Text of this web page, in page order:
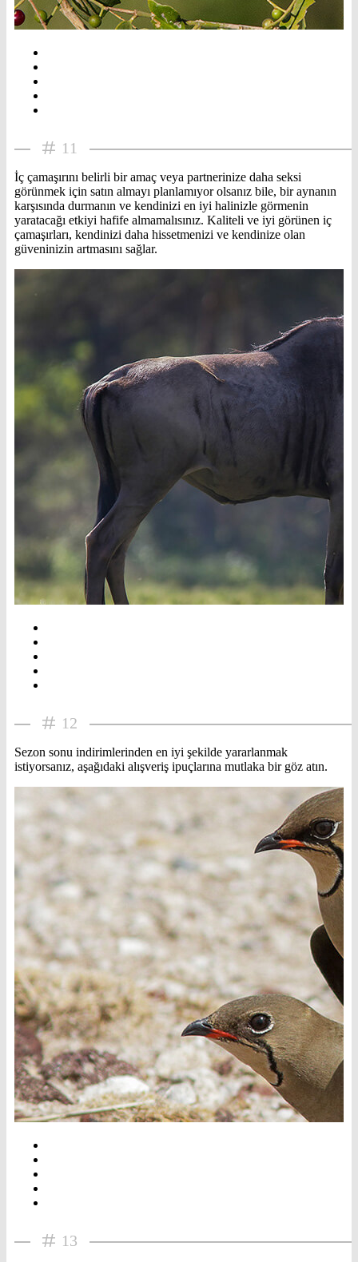
11
İç çamaşırını belirli bir amaç veya partnerinize daha seksi
görünmek için satın almayı planlamıyor olsanız bile, bir aynanın
karşısında durmanın ve kendinizi en iyi halinizle görmenin
yaratacağı etkiyi hafife almamalısınız. Kaliteli ve iyi görünen iç
çamaşırları, kendinizi daha hissetmenizi ve kendinize olan
güveninizin artmasını sağlar.
12
Sezon sonu indirimlerinden en iyi şekilde yararlanmak
istiyorsanız, aşağıdaki alışveriş ipuçlarına mutlaka bir göz atın.
13